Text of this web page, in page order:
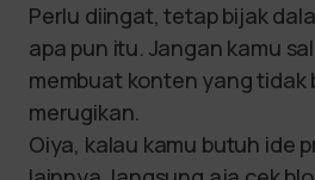
Perlu diingat, tetap bijak
apa pun itu. Jangan kamu
membuat konten yang tidak
merugikan.
Oiya, kalau kamu butuh ide